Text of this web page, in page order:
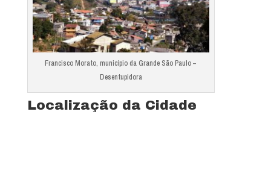
Francisco Morato, município da Grande São Paulo –
Desentupidora
Localização da Cidade